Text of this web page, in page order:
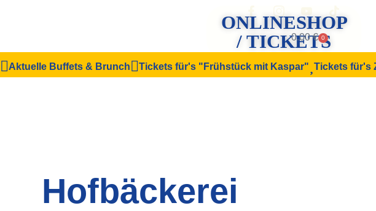
0.00€ 0
ONLINESHOP
/ TICKETS
Aktuelle Buffets & Brunch Tickets für's "Frühstück mit Kaspar" Tickets für's
Hofbäckerei